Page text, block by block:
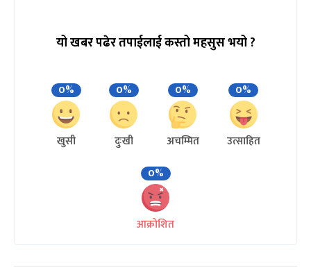
यो खबर पढेर तपाईलाई कस्तो महसुस भयो ?
0%
खुसी
0%
दुःखी
0%
अचम्मित
0%
उत्साहित
0%
आक्रोशित